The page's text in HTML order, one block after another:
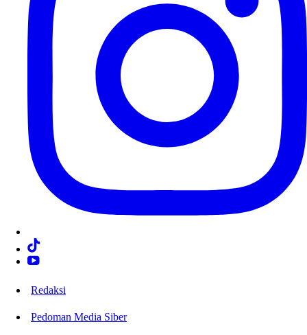
Redaksi
Pedoman Media Siber